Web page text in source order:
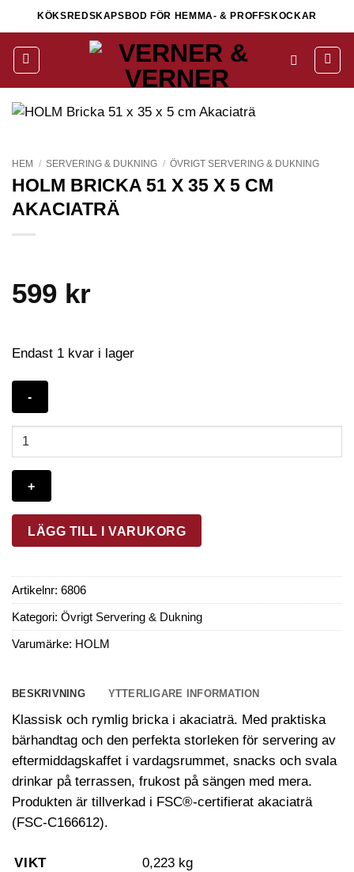
to
content
KÖKSREDSKAPSBOD FÖR HEMMA- & PROFFSKOCKAR
HEM / SERVERING & DUKNING / ÖVRIGT SERVERING & DUKNING
HOLM BRICKA 51 X 35 X 5 CM
AKACIATRÄ
599 kr
Endast 1 kvar i lager
HOLM
51
5
Akaciaträ
mängd
LÄGG TILL I VARUKORG
Artikelnr: 6806
Kategori: Övrigt Servering & Dukning
Varumärke: HOLM
BESKRIVNING YTTERLIGARE INFORMATION
Klassisk och rymlig bricka i akaciaträ. Med praktiska
bärhandtag och den perfekta storleken för servering av
eftermiddagskaffet i vardagsrummet, snacks och svala
drinkar på terrassen, frukost på sängen med mera.
Produkten är tillverkad i FSC®-certifierat akaciaträ
(FSC-C166612).
VIKT 0,223 kg